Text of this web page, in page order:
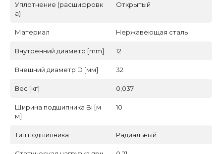
Уплотнение (расшифровк
а)
Открытый
Материал Нержавеющая сталь
Внутренний диаметр [mm] 12
Внешний диаметр D [мм] 32
Вес [кг] 0,037
Ширина подшипника Bi [м
м]
10
Тип подшипника Радиальный